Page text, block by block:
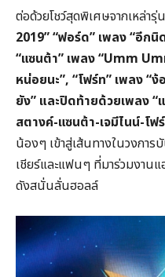
ต่อด้วยโชว์สุดพิเศษจากเหล่ารุ่
2019” “ฟอร์ด” เพลง “อีกนิ
“แซนต้า” เพลง “Umm
หน่อยนะ”, “โฟร์ท” เพลง “ง้
ยัง” และปิดท้ายด้วยเพลง “
สตางค์-แซนต้า-เจมีไนน์-โฟ
น้องๆ เข้าสู่เส้นทางในวงการ
เชียร์และแฟนๆ ที่มาร่วมงาน
ดังสนั่นลั่นฮอลล์